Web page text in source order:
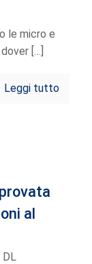
le micro e
[…]
Leggi tutto
al
DL